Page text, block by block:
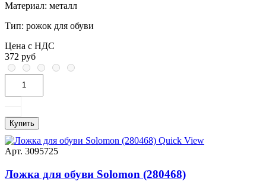
Материал: металл
Тип: рожок для обуви
Цена с НДС
372 руб
Купить
Quick View
Арт. 3095725
Ложка для обуви Solomon (280468)